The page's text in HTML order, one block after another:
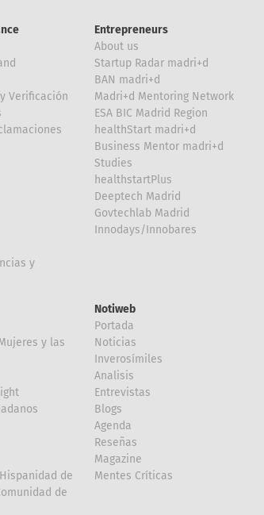
Verificación
y
Entrepreneurs
About us
Startup Radar madri+d
BAN madri+d
Madri+d Mentoring Network
ESA BIC Madrid Region
healthStart madri+d
Business Mentor madri+d
Studies
healthstartPlus
Deeptech Madrid
Govtechlab Madrid
Innodays/Innobares
y las
de
de
Notiweb
Portada
Noticias
Inverosímiles
Analisis
Entrevistas
Blogs
Agenda
Reseñas
Magazine
Mentes Críticas